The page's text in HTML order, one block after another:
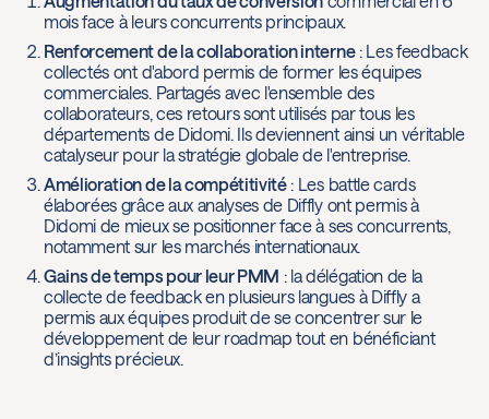
mois face à leurs concurrents principaux.
Renforcement de la collaboration interne: Les feedback
collectés ont d'abord permis de former les équipes
commerciales. Partagés avec l'ensemble des
collaborateurs, ces retours sont utilisés par tous les
départements de Didomi. Ils deviennent ainsi un véritable
catalyseur pour la stratégie globale de l'entreprise.
Amélioration de la compétitivité: Les battle cards
élaborées grâce aux analyses de Diffly ont permis à
Didomi de mieux se positionner face à ses concurrents,
notamment sur les marchés internationaux.
Gains de temps pour leur PMM : la délégation de la
collecte de feedback en plusieurs langues à Diffly a
permis aux équipes produit de se concentrer sur le
développement de leur roadmap tout en bénéficiant
d’insights précieux.